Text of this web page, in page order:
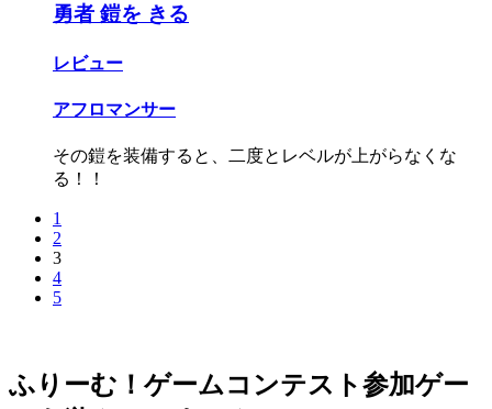
勇者 鎧を きる
レビュー
アフロマンサー
その鎧を装備すると、二度とレベルが上がらなくな
る！！
1
2
3
4
5
ふりーむ！ゲームコンテスト参加ゲー